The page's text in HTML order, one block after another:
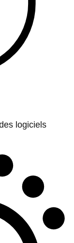
logiciels